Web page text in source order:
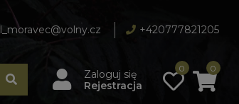
l_moravec@volny.cz +420777821205
Zaloguj się
Rejestracja
0 0